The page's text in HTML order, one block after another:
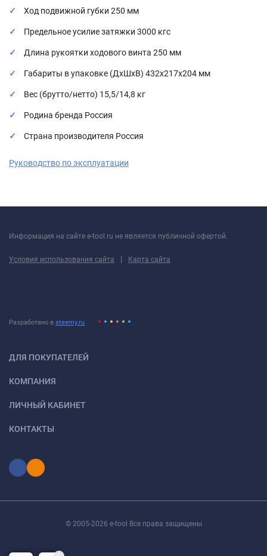
Ход подвижной губки 250 мм
Предельное усилие затяжки 3000 кгс
Длина рукоятки ходового винта 250 мм
Габариты в упаковке (ДхШхВ) 432х217х204 мм
Вес (брутто/нетто) 15,5/14,8 кг
Родина бренда Россия
Страна производителя Россия
Руководство по эксплуатации
Информация на сайте e-tool.ru не является публичной офертой.
Условия использования сайта | Карта сайта
Разработано в steemy.ru
ДЛЯ ПОКУПАТЕЛЕЙ
КОМПАНИЯ
ЛИЧНЫЙ КАБИНЕТ
КОНТАКТЫ
© 2005-2026 e-tool Все права защищены